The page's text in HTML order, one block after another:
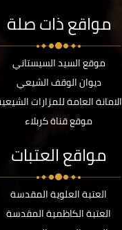
مواقع ذات صلة
موقع السيد السيستاني
ديوان الوقف الشيعي
الامانة العامة للمزارات
موقع قناة كربلاء
مواقع العتبات
العتبة العلوية المقدسة
العتبة الكاظمية المقدسة